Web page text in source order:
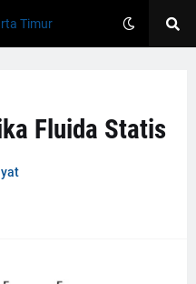
Fluida Statis